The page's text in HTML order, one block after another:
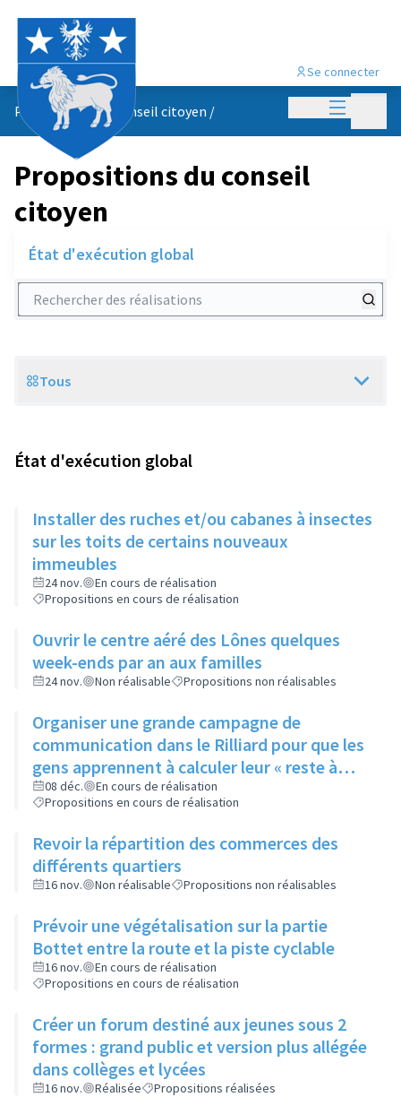
Menu
Se connecter
Propositions du conseil citoyen /
Propositions du conseil
citoyen
État d'exécution global
Rechercher des réalisations
Scope
Tous
État d'exécution global
Installer des ruches et/ou cabanes à insectes
sur les toits de certains nouveaux
immeubles
24 nov.
En cours de réalisation
Propositions en cours de réalisation
Ouvrir le centre aéré des Lônes quelques
week-ends par an aux familles
24 nov. Non réalisable Propositions non réalisables
Organiser une grande campagne de
communication dans le Rilliard pour que les
gens apprennent à calculer leur « reste à
vivre »
08 déc.
En cours de réalisation
Propositions en cours de réalisation
Revoir la répartition des commerces des
différents quartiers
16 nov. Non réalisable Propositions non réalisables
Prévoir une végétalisation sur la partie
Bottet entre la route et la piste cyclable
16 nov.
En cours de réalisation
Propositions en cours de réalisation
Créer un forum destiné aux jeunes sous 2
formes : grand public et version plus allégée
dans collèges et lycées
16 nov. Réalisée Propositions réalisées